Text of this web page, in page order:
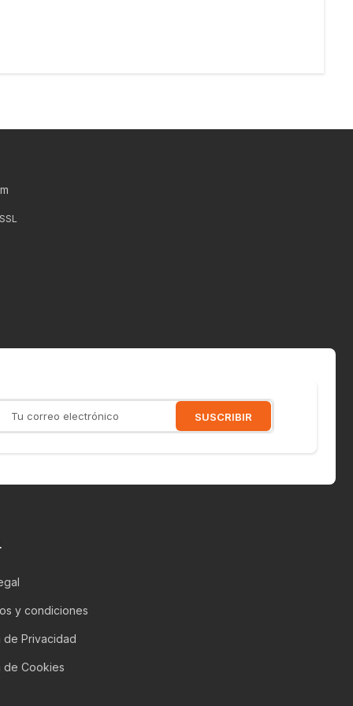
y condiciones
de Privacidad
de Cookies